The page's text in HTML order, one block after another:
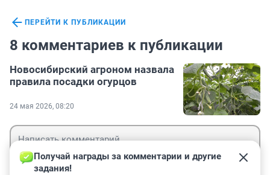
ПЕРЕЙТИ К ПУБЛИКАЦИИ
8 комментариев к публикации
Новосибирский агроном назвала
правила посадки огурцов
24 мая 2026, 08:20
Получай награды за комментарии и другие
задания!